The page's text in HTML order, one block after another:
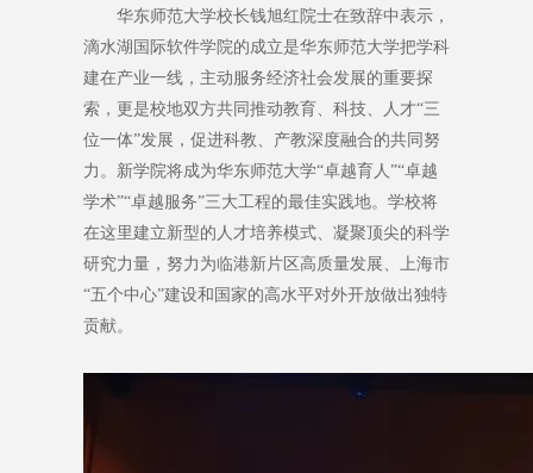
华东师范大学校长钱旭红院士在致辞中表示，
滴水湖国际软件学院的成立是华东师范大学把学科
建在产业一线，主动服务经济社会发展的重要探
索，更是校地双方共同推动教育、科技、人才“三
位一体”发展，促进科教、产教深度融合的共同努
力。新学院将成为华东师范大学“卓越育人”“卓越
学术”“卓越服务”三大工程的最佳实践地。学校将
在这里建立新型的人才培养模式、凝聚顶尖的科学
研究力量，努力为临港新片区高质量发展、上海市
“五个中心”建设和国家的高水平对外开放做出独特
贡献。